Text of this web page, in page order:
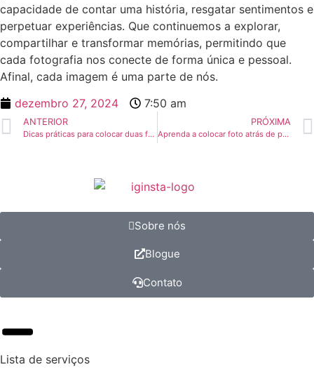
capacidade de contar uma história, resgatar sentimentos e
⁣perpetuar experiências.⁤ Que‌ continuemos a explorar,
‍compartilhar e transformar memórias, ​permitindo que
cada fotografia ⁣nos conecte ‍de forma única e pessoal.
Afinal, cada ‌imagem é uma parte de⁤ nós.
dezembro 27, 2024
7:50 am
ANTERIOR
Dicas práticas para colocar duas fotos lado a lado no Instagram
PRÓXIMA
Aprenda a colocar foto atrás de publicação no Instagram fácil!
Sobre nós
Blogue
Contato
Lista de serviços